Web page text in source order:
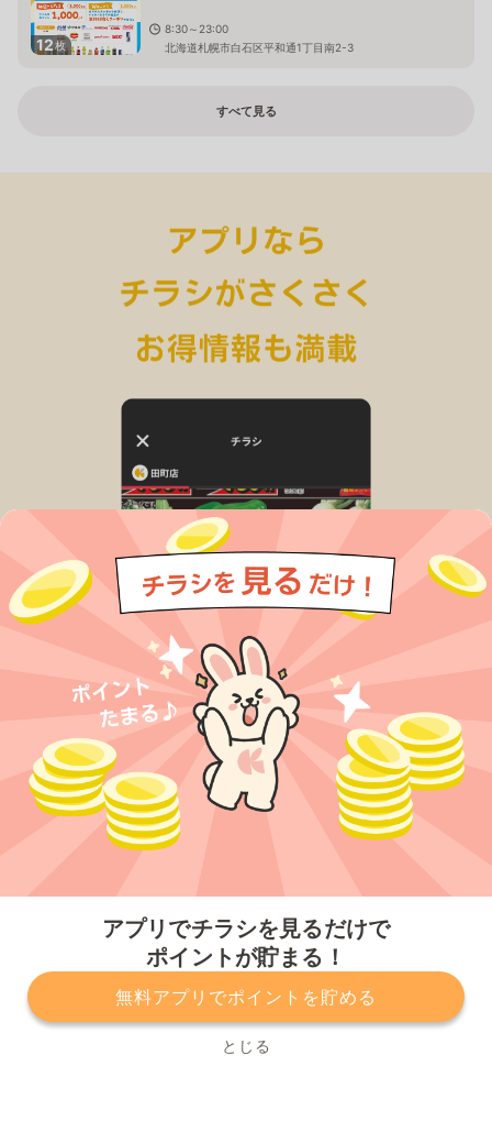
アプリでチラシを見るだけで
ポイントが貯まる！
無料アプリでポイントを貯める
とじる
12枚
8:30～23:00
北海道札幌市白石区平和通1丁目南2-3
すべて見る
プライバシーポリシー 利用規約
運営会社
サービスに関してのお問い合わせ